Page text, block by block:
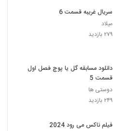
سریال غریبه قسمت 6
میلاد
۲۷۹ بازدید
دانلود مسابقه گل یا پوچ فصل اول
قسمت 5
دوستی ها
۲۴۹ بازدید
فیلم ناکس می رود 2024